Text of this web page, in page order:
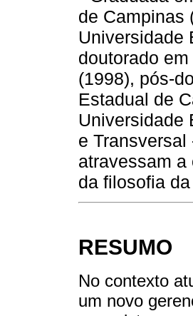
de Campinas
Universidade
doutorado
(1998), pós-
Estadual de
Universidade
e
atravessam
da filosofia
RESUMO
No contexto
um novo